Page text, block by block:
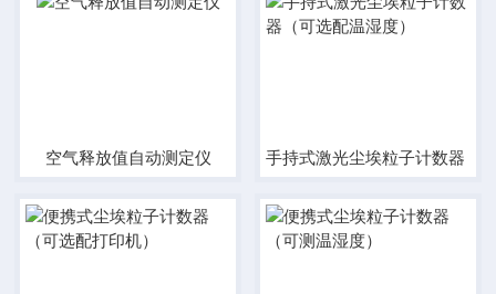
空气释放值自动测定仪 手持式激光尘埃粒子计数器（